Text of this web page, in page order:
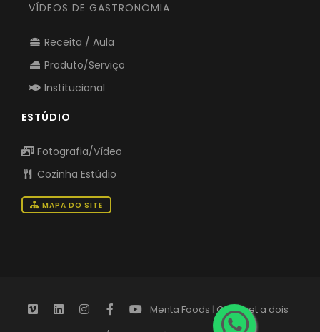
VÍDEOS DE GASTRONOMIA
Receita / Aula
Produto/Serviço
Institucional
ESTÚDIO
Fotografia/Vídeo
Cozinha Estúdio
MAPA DO SITE
Menta Foods | Gourmet a dois